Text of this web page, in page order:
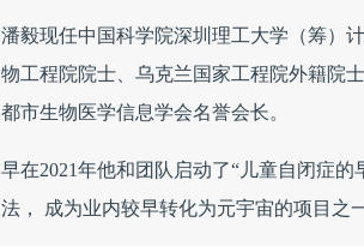
潘毅现任中国科学院深圳理工大学（筹）
物工程院院士、乌克兰国家工程院外籍院
都市生物医学信息学会名誉会长。
早在2021年他和团队启动了“儿童自闭症
法， 成为业内较早转化为元宇宙的项目之一